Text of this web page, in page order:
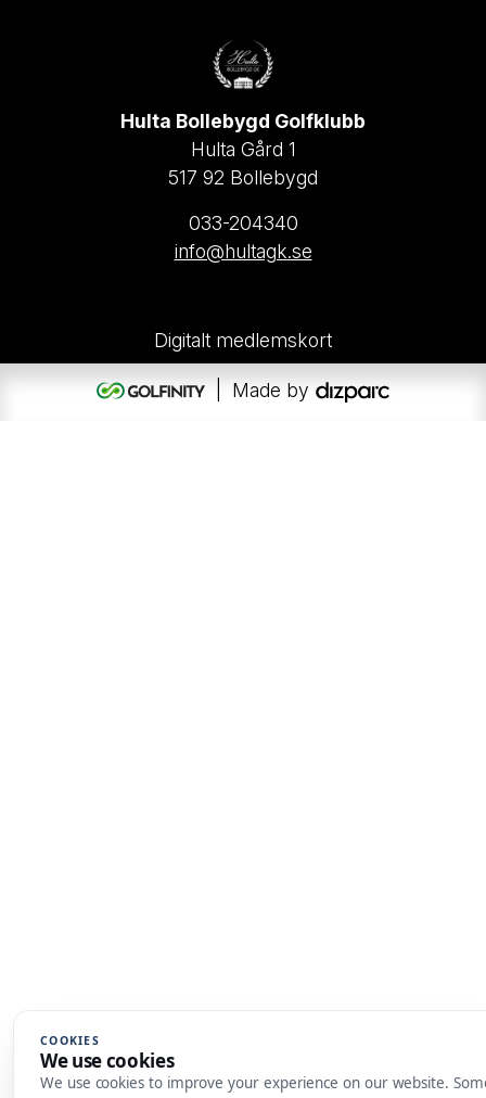
Hulta Bollebygd Golfklubb
Hulta Gård 1
517 92 Bollebygd
033-204340
info@hultagk.se
Digitalt medlemskort
| Made by
COOKIES
We use cookies
We use cookies to improve your experience on our website.